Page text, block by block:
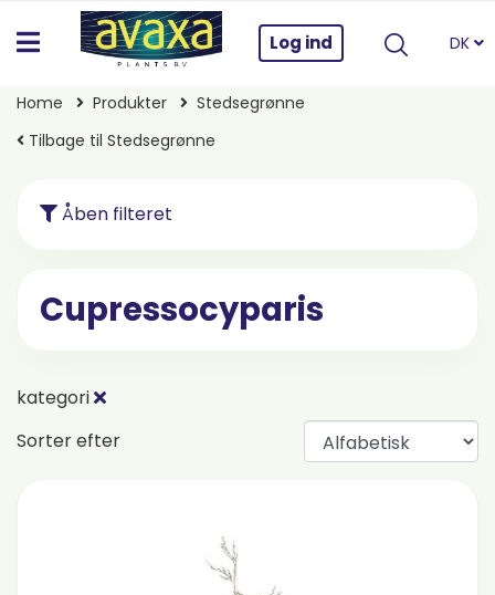
Log ind DK
Home Produkter
Stedsegrønne
Tilbage til Stedsegrønne
Åben filteret
Cupressocyparis
kategori
Sorter efter